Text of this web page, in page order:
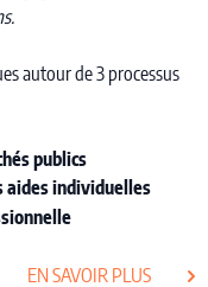
autour de 3 processus
publics
aides individuelles
EN SAVOIR PLUS